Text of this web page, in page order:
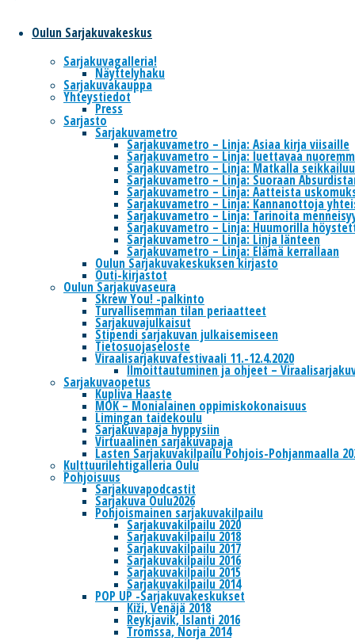
Oulun Sarjakuvakeskus
Sarjakuvagalleria!
Näyttelyhaku
Sarjakuvakauppa
Yhteystiedot
Press
Sarjasto
Sarjakuvametro
Sarjakuvametro – Linja: Asiaa kirja viisaille
Sarjakuvametro – Linja: luettavaa
Sarjakuvametro – Linja: Matkalla
Sarjakuvametro – Linja: Suoraan
Sarjakuvametro – Linja: Aatteista
Sarjakuvametro – Linja: Kannanottoja
Sarjakuvametro – Linja: Tarinoita
Sarjakuvametro – Linja: Huumorilla
Sarjakuvametro – Linja: Linja länteen
Sarjakuvametro – Linja: Elämä kerrallaan
Oulun Sarjakuvakeskuksen kirjasto
Outi-kirjastot
Oulun Sarjakuvaseura
Skrew You! -palkinto
Turvallisemman tilan periaatteet
Sarjakuvajulkaisut
Stipendi sarjakuvan julkaisemiseen
Tietosuojaseloste
Viraalisarjakuvafestivaali 11.-12.4.2020
Ilmoittautuminen ja ohjeet –
Sarjakuvaopetus
Kupliva Haaste
MOK – Monialainen oppimiskokonaisuus
Limingan taidekoulu
Sarjakuvapaja hyppysiin
Virtuaalinen sarjakuvapaja
Lasten Sarjakuvakilpailu Pohjois-Pohjanmaalla
Kulttuurilehtigalleria Oulu
Pohjoisuus
Sarjakuvapodcastit
Sarjakuva Oulu2026
Pohjoismainen sarjakuvakilpailu
Sarjakuvakilpailu 2020
Sarjakuvakilpailu 2018
Sarjakuvakilpailu 2017
Sarjakuvakilpailu 2016
Sarjakuvakilpailu 2015
Sarjakuvakilpailu 2014
POP UP -Sarjakuvakeskukset
Kiži, Venäjä 2018
Reykjavik, Islanti 2016
Tromssa, Norja 2014
The website is maintained by
Changes to the program and schedule are possible.
2022 @ Oulu Comics Center